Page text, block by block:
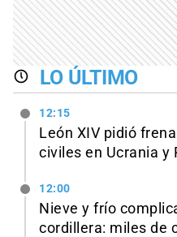
LO ÚLTIMO
12:15
León XIV pidió
civiles en Ucrania y
12:00
Nieve y frío
cordillera: miles de